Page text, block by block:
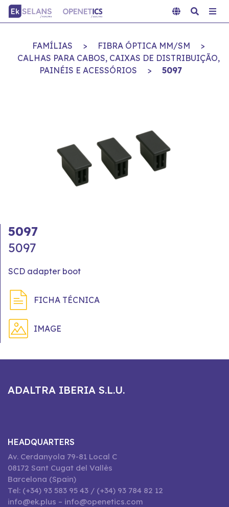
FAMÍLIAS > FIBRA ÓPTICA MM/SM
>
CALHAS PARA CABOS, CAIXAS DE DISTRIBUIÇÃO,
PAINÉIS E ACESSÓRIOS
> 5097
5097
5097
SCD adapter boot
FICHA TÉCNICA
IMAGE
ADALTRA IBERIA S.L.U.
HEADQUARTERS
Av. Cerdanyola 79-81 Local C
08172 Sant Cugat del Vallès
Barcelona (Spain)
Tel: (+34) 93 583 95 43 / (+34) 93 784 82 12
info@ek.plus – info@openetics.com